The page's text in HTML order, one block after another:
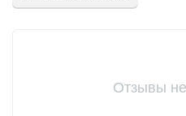
Отзывы